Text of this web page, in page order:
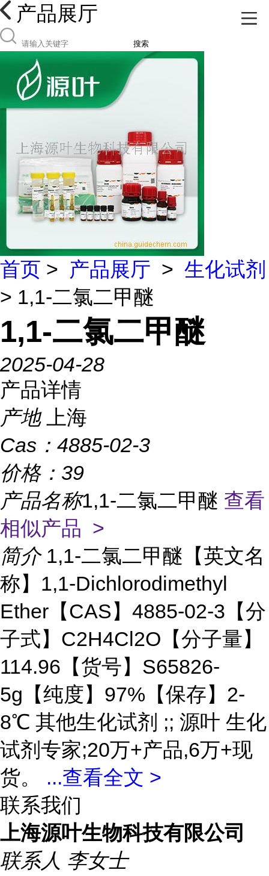
产品展厅
搜索
首页 > 产品展厅 > 生化试剂
> 1,1-二氯二甲醚
1,1-二氯二甲醚
2025-04-28
产品详情
产地
上海
Cas： 4885-02-3
价格： 39
产品名称1,1-二氯二甲醚 查看
相似产品 >
简介 1,1-二氯二甲醚【英文名
称】1,1-Dichlorodimethyl
Ether【CAS】4885-02-3【分
子式】C2H4Cl2O【分子量】
114.96【货号】S65826-
5g【纯度】97%【保存】2-
8℃ 其他生化试剂 ;; 源叶 生化
试剂专家;20万+产品,6万+现
货。 ...查看全文 >
联系我们
上海源叶生物科技有限公司
联系人 李女士